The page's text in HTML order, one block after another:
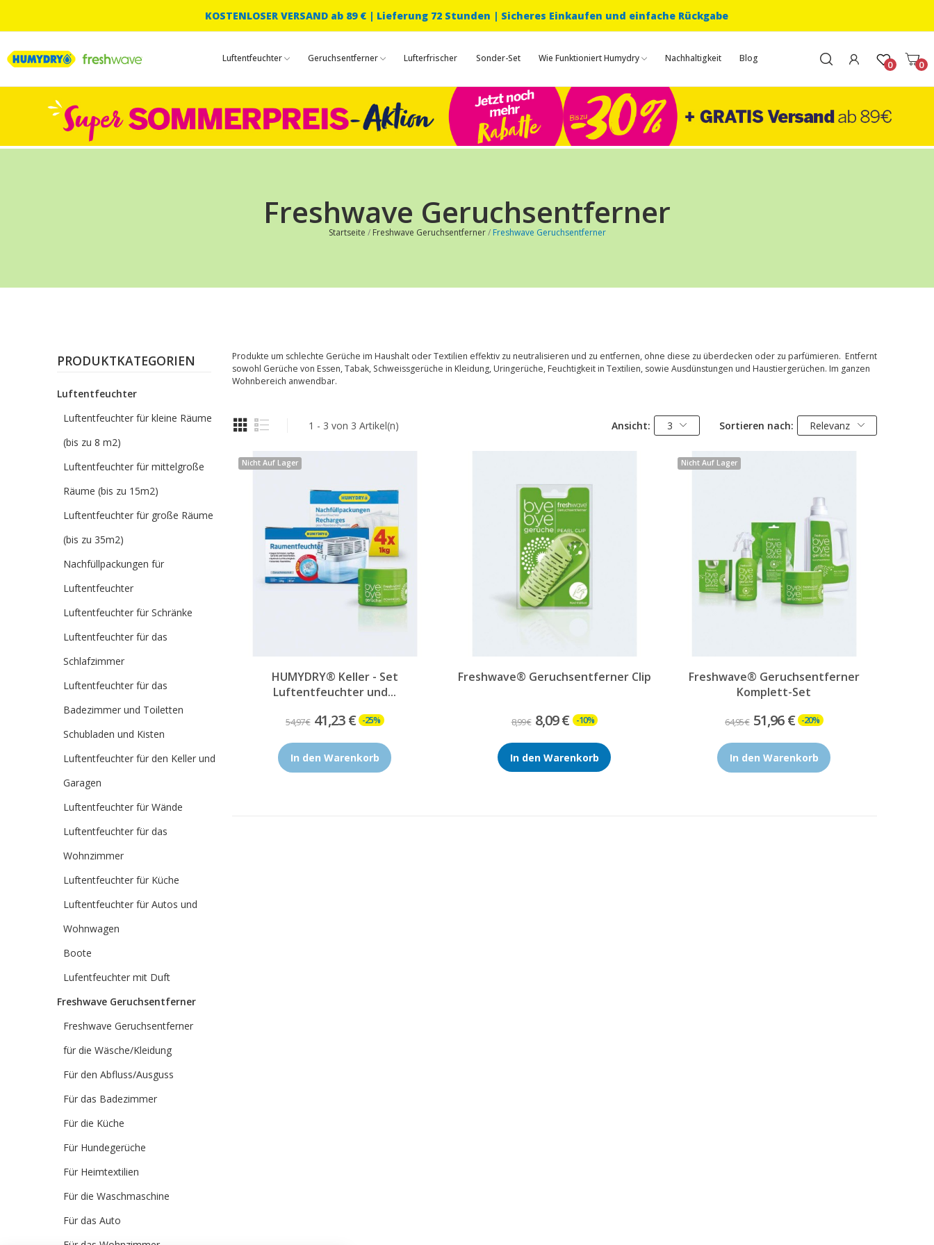
KOSTENLOSER VERSAND ab 89 € | Lieferung 72 Stunden | Sicheres Einkaufen und einfache Rückgabe
Luftentfeuchter Geruchsentferner Lufterfrischer Sonder-Set Wie Funktioniert Humydry Nachhaltigkeit Blog
0 0
Freshwave Geruchsentferner
Startseite Freshwave Geruchsentferner Freshwave Geruchsentferner
PRODUKTKATEGORIEN
Luftentfeuchter
Luftentfeuchter für kleine Räume
(bis zu 8 m2)
Luftentfeuchter für mittelgroße
Räume (bis zu 15m2)
Luftentfeuchter für große Räume
(bis zu 35m2)
Nachfüllpackungen für
Luftentfeuchter
Luftentfeuchter für Schränke
Luftentfeuchter für das
Schlafzimmer
Luftentfeuchter für das
Badezimmer und Toiletten
Schubladen und Kisten
Luftentfeuchter für den Keller und
Garagen
Luftentfeuchter für Wände
Luftentfeuchter für das
Wohnzimmer
Luftentfeuchter für Küche
Luftentfeuchter für Autos und
Wohnwagen
Boote
Lufentfeuchter mit Duft
Freshwave Geruchsentferner
Freshwave Geruchsentferner
für die Wäsche/Kleidung
Für den Abfluss/Ausguss
Für das Badezimmer
Für die Küche
Für Hundegerüche
Für Heimtextilien
Für die Waschmaschine
Für das Auto
Produkte um schlechte Gerüche im Haushalt oder Textilien effektiv zu neutralisieren und zu entfernen, ohne diese zu überdecken oder zu parfümieren. Entfernt
sowohl Gerüche von Essen, Tabak, Schweissgerüche in Kleidung, Uringerüche, Feuchtigkeit in Textilien, sowie Ausdünstungen und Haustiergerüchen. Im ganzen
Wohnbereich anwendbar.
1 - 3 von 3 Artikel(n) Ansicht: 3 Sortieren nach: Relevanz
Nicht Auf Lager
HUMYDRY® Keller - Set
Luftentfeuchter und...
54,97 € 41,23 € -25%
In den Warenkorb
Freshwave® Geruchsentferner Clip
8,99 € 8,09 € -10%
In den Warenkorb
Nicht Auf Lager
Freshwave® Geruchsentferner
Komplett-Set
64,95 € 51,96 € -20%
In den Warenkorb